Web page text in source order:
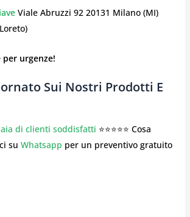
Viale Abruzzi 92 20131 Milano (MI)
per urgenze!
Sui Nostri Prodotti E
di clienti soddisfatti ⭐⭐⭐⭐⭐ Cosa
su Whatsapp per un preventivo gratuito